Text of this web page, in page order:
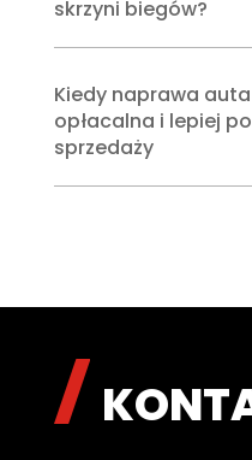
skrzyni biegów?
Kiedy naprawa
opłacalna i lepiej
sprzedaży